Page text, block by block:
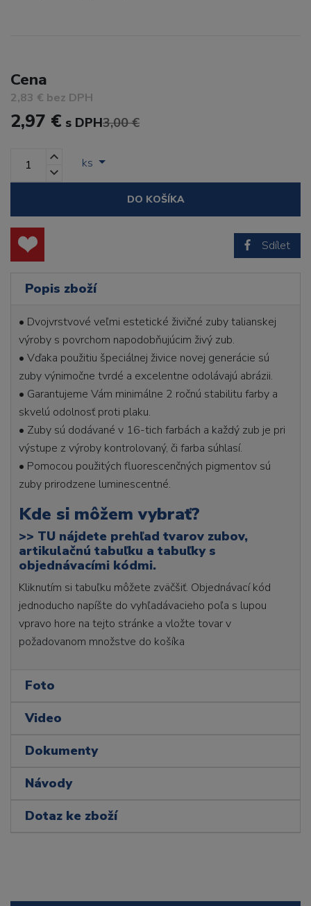
Cena
2,83 € bez DPH
2,97 € s DPH3,00 €
ks
DO KOŠÍKA
Sdílet
Popis zboží
• Dvojvrstvové veľmi estetické živičné zuby talianskej
výroby s povrchom napodobňujúcim živý zub.
• Vďaka použitiu špeciálnej živice novej generácie sú
zuby výnimočne tvrdé a excelentne odolávajú abrázii.
• Garantujeme Vám minimálne 2 ročnú stabilitu farby a
skvelú odolnosť proti plaku.
• Zuby sú dodávané v 16-tich farbách a každý zub je pri
výstupe z výroby kontrolovaný, či farba súhlasí.
• Pomocou použitých fluorescenčných pigmentov sú
zuby prirodzene luminescentné.
Kde si môžem vybrať?
>> TU nájdete prehľad tvarov zubov,
artikulačnú tabuľku a tabuľky s
objednávacími kódmi.
Kliknutím si tabuľku môžete zväčšiť. Objednávací kód
jednoducho napíšte do vyhľadávacieho poľa s lupou
vpravo hore na tejto stránke a vložte tovar v
požadovanom množstve do košíka
Foto
Video
Dokumenty
Návody
Dotaz ke zboží